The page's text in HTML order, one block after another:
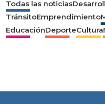
Todas las noticias
TránsitoEmprendimiento
EducaciónDeporteCultura